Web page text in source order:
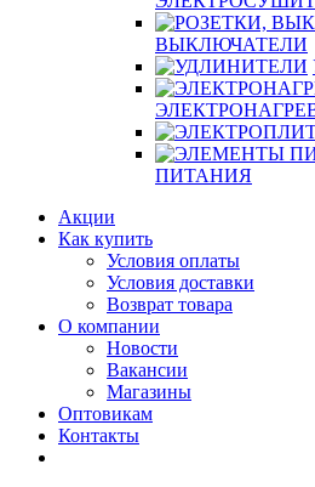
ВЫКЛЮЧАТЕЛИ
ПИТАНИЯ
Акции
Как купить
Условия оплаты
Условия доставки
Возврат товара
О компании
Новости
Вакансии
Магазины
Оптовикам
Контакты